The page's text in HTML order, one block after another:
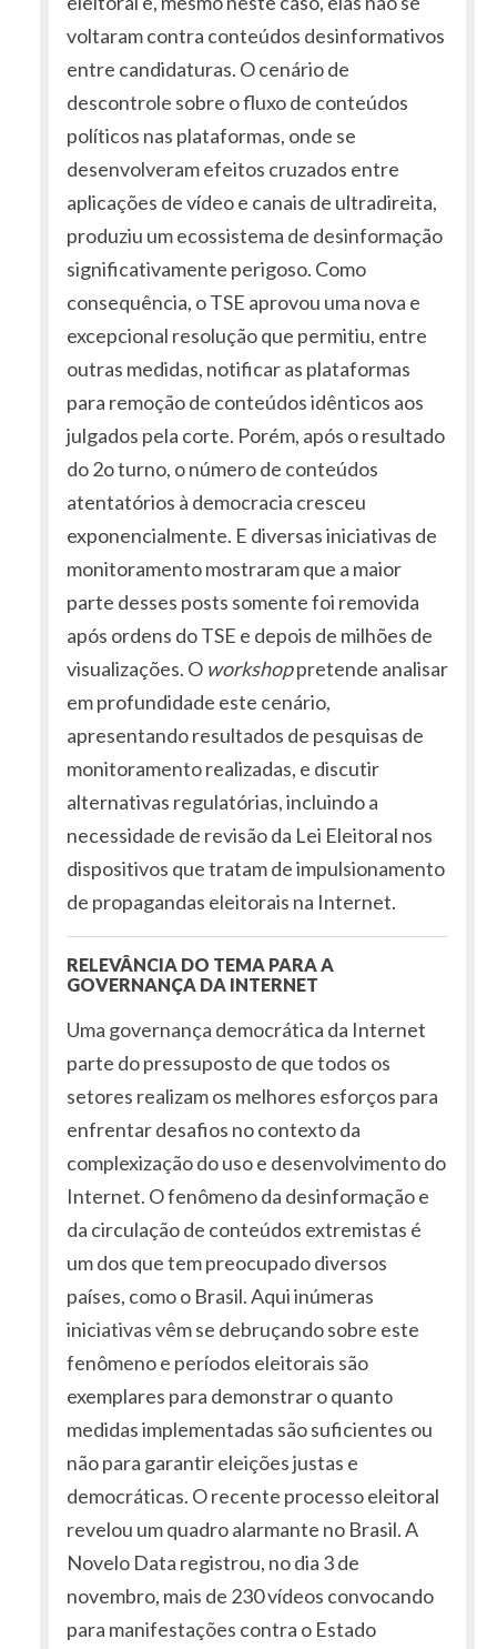
voltaram contra conteúdos desinformativos
entre candidaturas. O cenário de
descontrole sobre o fluxo de conteúdos
políticos nas plataformas, onde se
desenvolveram efeitos cruzados entre
aplicações de vídeo e canais de ultradireita,
produziu um ecossistema de desinformação
significativamente perigoso. Como
consequência, o TSE aprovou uma nova e
excepcional resolução que permitiu, entre
outras medidas, notificar as plataformas
para remoção de conteúdos idênticos aos
julgados pela corte. Porém, após o resultado
do 2o turno, o número de conteúdos
atentatórios à democracia cresceu
exponencialmente. E diversas iniciativas de
monitoramento mostraram que a maior
parte desses posts somente foi removida
após ordens do TSE e depois de milhões de
visualizações. O workshoppretende analisar
em profundidade este cenário,
apresentando resultados de pesquisas de
monitoramento realizadas, e discutir
alternativas regulatórias, incluindo a
necessidade de revisão da Lei Eleitoral nos
dispositivos que tratam de impulsionamento
de propagandas eleitorais na Internet.
RELEVÂNCIA DO TEMA PARA A
GOVERNANÇA DA INTERNET
Uma governança democrática da Internet
parte do pressuposto de que todos os
setores realizam os melhores esforços para
enfrentar desafios no contexto da
complexização do uso e desenvolvimento do
Internet. O fenômeno da desinformação e
da circulação de conteúdos extremistas é
um dos que tem preocupado diversos
países, como o Brasil. Aqui inúmeras
iniciativas vêm se debruçando sobre este
fenômeno e períodos eleitorais são
exemplares para demonstrar o quanto
medidas implementadas são suficientes ou
não para garantir eleições justas e
democráticas. O recente processo eleitoral
revelou um quadro alarmante no Brasil. A
Novelo Data registrou, no dia 3 de
novembro, mais de 230 vídeos convocando
para manifestações contra o Estado